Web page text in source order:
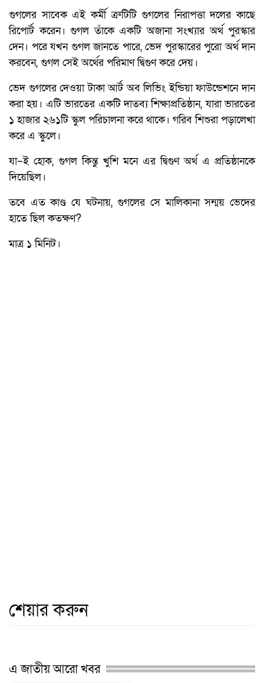
গুগলের সাবেক এই কর্মী ত্রুটিটি গুগলের নিরাপত্তা দলের কাছে
রিপোর্ট করেন। গুগল তাঁকে একটি অজানা সংখ্যার অর্থ পুরস্কার
দেন। পরে যখন গুগল জানতে পারে, ভেদ পুরস্কারের পুরো অর্থ দান
করবেন, গুগল সেই অর্থের পরিমাণ দ্বিগুণ করে দেয়।
ভেদ গুগলের দেওয়া টাকা আর্ট অব লিভিং ইন্ডিয়া ফাউন্ডেশনে দান
করা হয়। এটি ভারতের একটি দাতব্য শিক্ষাপ্রতিষ্ঠান, যারা ভারতের
১ হাজার ২৬১টি স্কুল পরিচালনা করে থাকে। গরিব শিশুরা পড়ালেখা
করে এ স্কুলে।
যা–ই হোক, গুগল কিন্তু খুশি মনে এর দ্বিগুণ অর্থ এ প্রতিষ্ঠানকে
দিয়েছিল।
তবে এত কাণ্ড যে ঘটনায়, গুগলের সে মালিকানা সন্ময় ভেদের
হাতে ছিল কতক্ষণ?
মাত্র ১ মিনিট।
শেয়ার করুন
এ জাতীয় আরো খবর